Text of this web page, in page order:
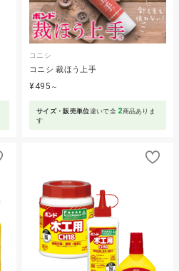
コニシ
コニシ 裁ほう上手
¥495 ～
サイズ・販売単位違いで全 2商品ありま
す